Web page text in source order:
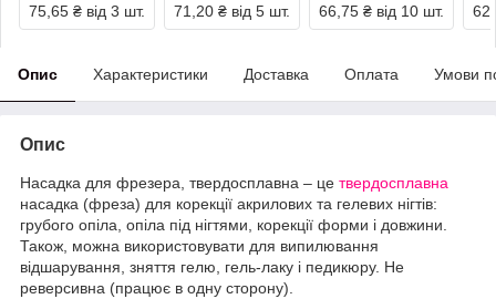
75,65 ₴ від 3 шт. 71,20 ₴ від 5 шт. 66,75 ₴ від 10 шт.
Опис Характеристики Доставка Оплата Умови
Опис
Насадка для фрезера, твердосплавна – це твердосплавна
насадка (фреза) для корекції акрилових та гелевих нігтів:
грубого опіла, опіла під нігтями, корекції форми і довжини.
Також, можна використовувати для випилювання
відшарування, зняття гелю, гель-лаку і педикюру. Не
реверсивна (працює в одну сторону).